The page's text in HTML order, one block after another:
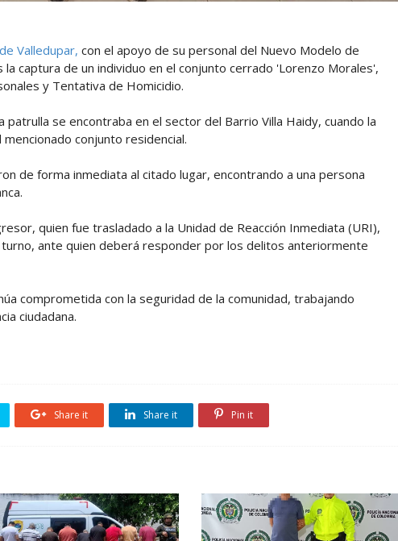
Valledupar, con el apoyo de su personal del Nuevo Modelo de
captura de un individuo en el conjunto cerrado 'Lorenzo Morales',
y Tentativa de Homicidio.
patrulla se encontraba en el sector del Barrio Villa Haidy, cuando la
conjunto residencial.
de forma inmediata al citado lugar, encontrando a una persona
quien fue trasladado a la Unidad de Reacción Inmediata (URI),
ante quien deberá responder por los delitos anteriormente
comprometida con la seguridad de la comunidad, trabajando
ciudadana.
Share it Share it Pin it